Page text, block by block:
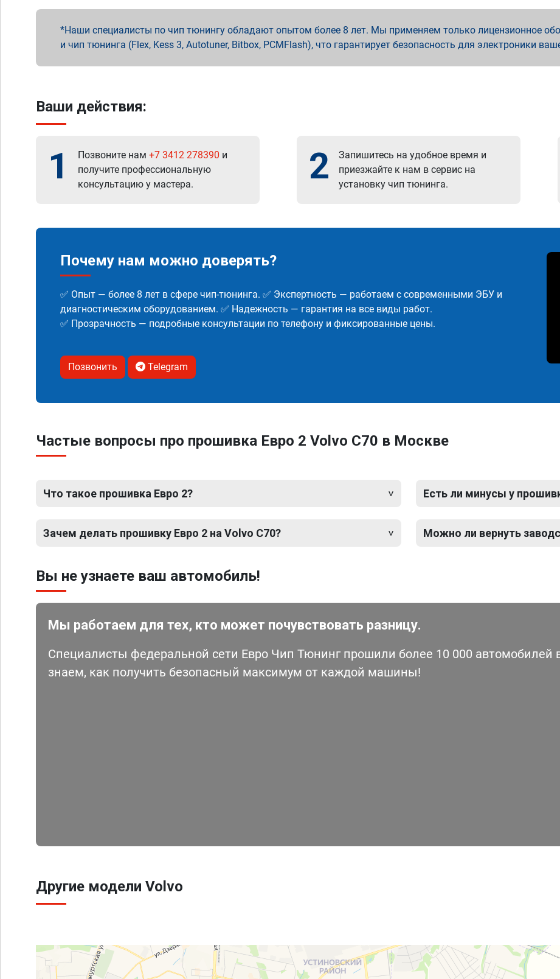
Наши специалисты по чип тюнингу обладают опытом более 8 лет. Мы применяем только лицензионное
и чип тюнинга (Flex, Kess 3, Autotuner, Bitbox, PCMFlash), что гарантирует безопасность для электроники
Ваши действия:
1 Позвоните нам +7 3412 278390 и
получите профессиональную
консультацию у мастера.
2
Запишитесь на удобное время и
приезжайте к нам в сервис на
установку чип тюнинга.
Почему нам можно доверять?
✅ Опыт — более 8 лет в сфере чип-тюнинга. ✅ Экспертность — работаем с современными ЭБУ и
диагностическим оборудованием. ✅ Надежность — гарантия на все виды работ.
✅ Прозрачность — подробные консультации по телефону и фиксированные цены.
Позвонить Telegram
Частые вопросы про прошивка Евро 2 Volvo C70 в Москве
Что такое прошивка Евро 2?
Зачем делать прошивку Евро 2 на Volvo C70?
Есть ли минусы у
Можно ли вернуть
Вы не узнаете ваш автомобиль!
Мы работаем для тех, кто может почувствовать разницу.
Специалисты федеральной сети Евро Чип Тюнинг прошили более 10 000 автомобилей
знаем, как получить безопасный максимум от каждой машины!
Другие модели Volvo